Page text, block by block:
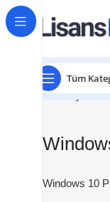
Tüm
Ana Sayfa
Windows 10